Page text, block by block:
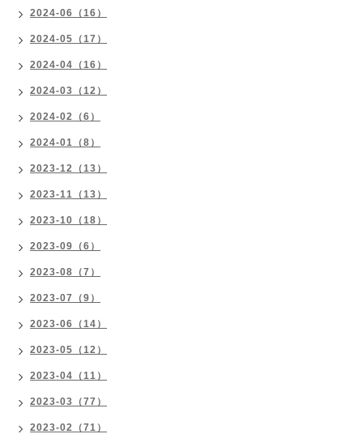
2024-06（16）
2024-05（17）
2024-04（16）
2024-03（12）
2024-02（6）
2024-01（8）
2023-12（13）
2023-11（13）
2023-10（18）
2023-09（6）
2023-08（7）
2023-07（9）
2023-06（14）
2023-05（12）
2023-04（11）
2023-03（77）
2023-02（71）